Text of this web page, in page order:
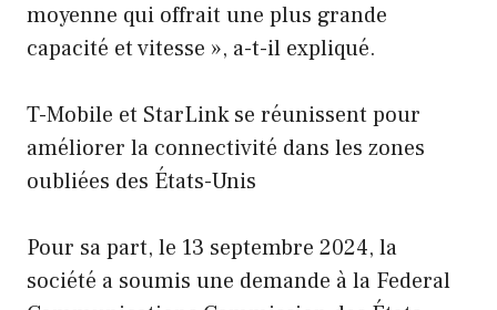
moyenne qui offrait une plus grande
capacité et vitesse », a-t-il expliqué.
T-Mobile et StarLink se réunissent pour
améliorer la connectivité dans les zones
oubliées des États-Unis
Pour sa part, le 13 septembre 2024, la
société a soumis une demande à la Federal